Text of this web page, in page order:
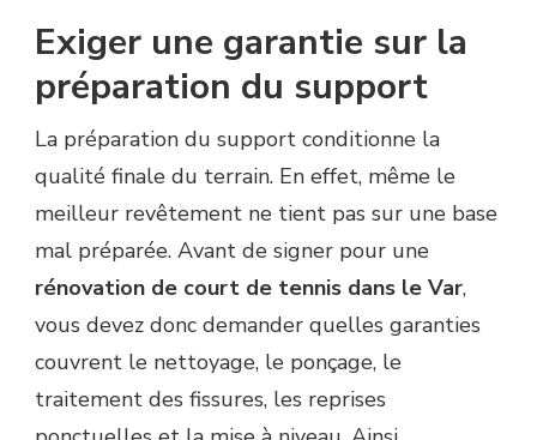
Exiger une garantie sur la
préparation du support
La préparation du support conditionne la
qualité finale du terrain. En effet, même le
meilleur revêtement ne tient pas sur une base
mal préparée. Avant de signer pour une
rénovation de court de tennis dans le Var,
vous devez donc demander quelles garanties
couvrent le nettoyage, le ponçage, le
traitement des fissures, les reprises